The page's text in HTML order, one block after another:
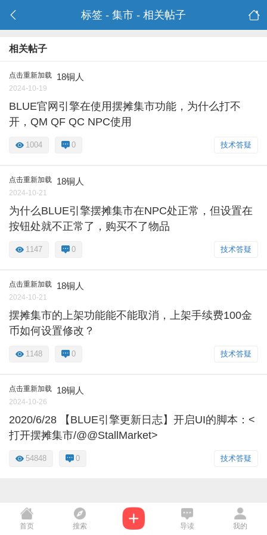
标签 - 集市 - 相关帖子
相关帖子
点击重新加载 18铜人
2024-10-19
BLUE官网引擎在使用摆摊集市功能，为什么打不
开，QM QF QC NPC使用
技术答疑
1004 0
点击重新加载 18铜人
2024-10-21
为什么BLUE引擎摆摊集市在NPC处正常，但设置在
按钮处就不正常了，购买不了物品
技术答疑
1147 0
点击重新加载 18铜人
2024-10-21
摆摊集市的上架功能能不能取消，上架手续费100金
币如何设置修改？
技术答疑
1148 0
点击重新加载 18铜人
2024-10-26
2020/6/28 【BLUE引擎更新日志】开启UI的脚本：<
打开摆摊集市/@@StallMarket>
技术答疑
54848 0
首页 搜索 导读 我的